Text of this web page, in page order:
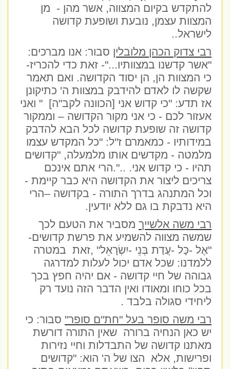
להתקדש בקיום המצווה, אשר מהן - מן
המצוות עצמן, נובעת ושופעת קדושה
לישראל..
רבי צדוק הכהן מלובליןסבור: אנו מברכים:
"אשר קדשנו במצוותיו..."- זאת כדי להכריז-
כי המצוות הן, הן יסוד הקדושה. ואם תאמר
שקשה לו לאדם להידבק במצוות ה' כתיקונן
אז תדע: "כי קדוש אני [הכוונה לקב"ה] " ואני
אעזור לכם - כי אני מקור הקדושה – וממקור
קדושה זה שופעת קדושה לכל הבא להדבק
במידותיו - כמאמרם ז"ל: "כל המקדש עצמו
מלמטה - מקדשים אותו מלמעלה, "קדושים
תהיו - כי קדוש אני. ..".הרי אתם אינכם
צריכים ליצור את הקדושה היא כבר קיימת -
וכל המתנהג בדרך התורה - בקדושה –הרי
היא נדבקת בו גם ללא יודעין.
רבי משה אלשייךמסביר את הטעם לכך
שמשה מצווה להשמיע את פרשת קדושים-
"אֶל -כָּל -עֲדַת בְּנֵי -יִשְׂרָאֵל" ,זאת במטרה
ללמדנו: שכל אדם יכול לעלות למדרגה
גבוהה של חיי קדושה - אם יהיה חפץ בכך
בכל כוחו ומאודו ואין הדבר הזה נועד רק
ליחידי סגולה בלבד .
רבי משה סופר בעל "חת"ם סופר"סבור: כי
יש כאן הנחיה ברורה שאין התורה דורשת
מאתנו קדושה של התבדלות וחיי נזירות
ופרישות, אלא הצו של ה' הוא: "קדושים